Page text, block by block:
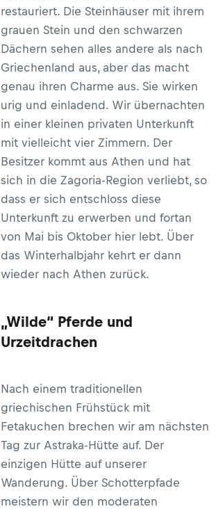
restauriert. Die Steinhäuser mit ihrem
grauen Stein und den schwarzen
Dächern sehen alles andere als nach
Griechenland aus, aber das macht
genau ihren Charme aus. Sie wirken
urig und einladend. Wir übernachten
in einer kleinen privaten Unterkunft
mit vielleicht vier Zimmern. Der
Besitzer kommt aus Athen und hat
sich in die Zagoria-Region verliebt, so
dass er sich entschloss diese
Unterkunft zu erwerben und fortan
von Mai bis Oktober hier lebt. Über
das Winterhalbjahr kehrt er dann
wieder nach Athen zurück.
„Wilde“ Pferde und
Urzeitdrachen
Nach einem traditionellen
griechischen Frühstück mit
Fetakuchen brechen wir am nächsten
Tag zur Astraka-Hütte auf. Der
einzigen Hütte auf unserer
Wanderung. Über Schotterpfade
meistern wir den moderaten